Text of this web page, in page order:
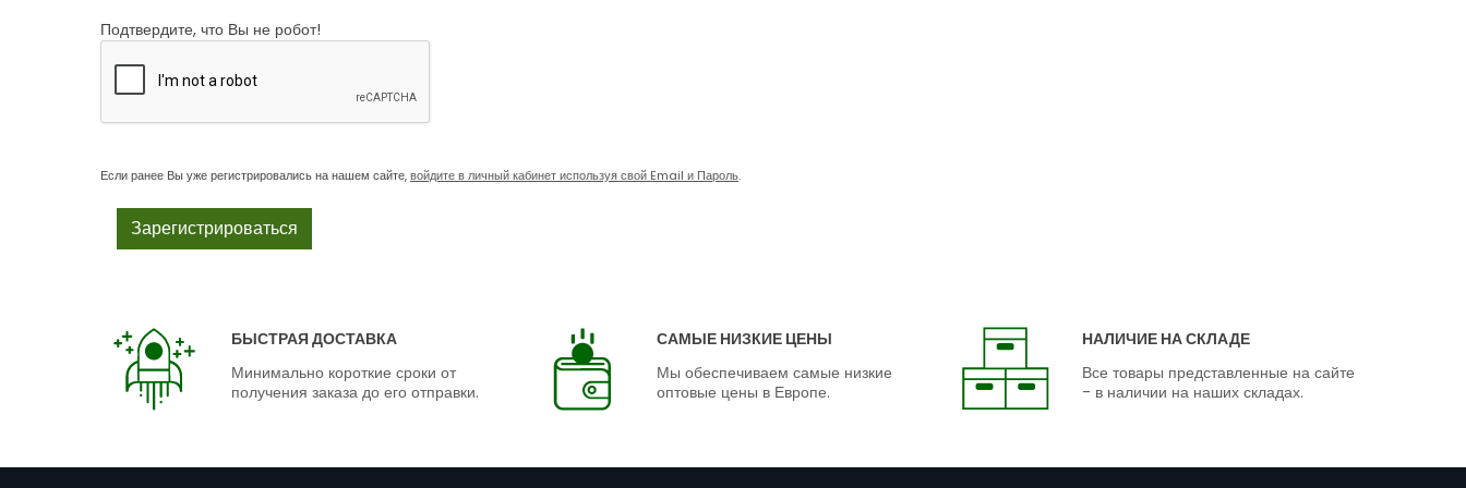
Подтвердите, что Вы не робот!
Если ранее Вы уже регистрировались на нашем сайте,войдите в личный кабинет используя свой Email и Пароль.
БЫСТРАЯ ДОСТАВКА
Минимально короткие сроки от
получения заказа до его отправки.
САМЫЕ НИЗКИЕ ЦЕНЫ
Мы обеспечиваем самые низкие
оптовые цены в Европе.
НАЛИЧИЕ НА СКЛАДЕ
Все товары представленные на сайте
- в наличии на наших складах.